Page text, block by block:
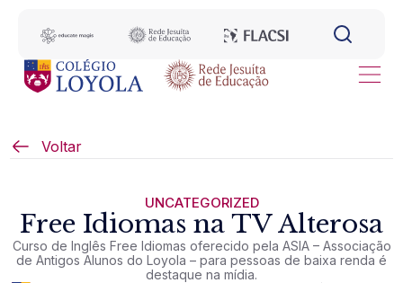
Voltar
UNCATEGORIZED
Free Idiomas na TV Alterosa
Curso de Inglês Free Idiomas oferecido pela ASIA – Associação
de Antigos Alunos do Loyola – para pessoas de baixa renda é
destaque na mídia.